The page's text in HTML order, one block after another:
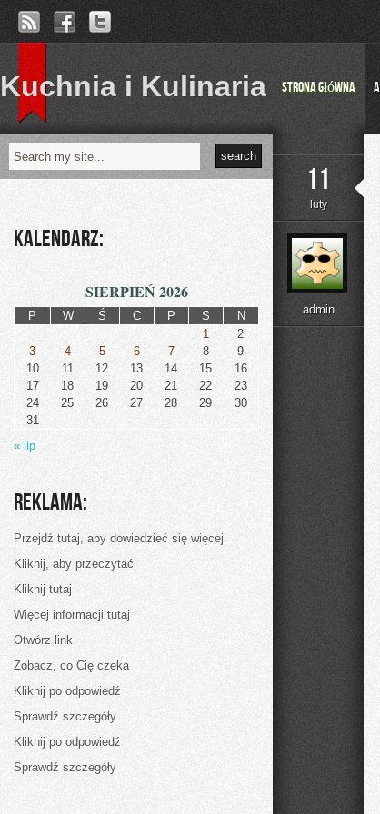
Kuchnia i Kulinaria Strona główna
11
luty
admin
Kalendarz:
SIERPIEŃ 2026
P W Ś C P S
N
1
2
3
4 5 6 7 8
9
10
11 12 13 14 15
16
17
18 19 20 21 22
23
24
25 26 27 28 29
30
31
« lip
Reklama:
Przejdź tutaj, aby dowiedzieć się więcej
Kliknij, aby przeczytać
Kliknij tutaj
Więcej informacji tutaj
Otwórz link
Zobacz, co Cię czeka
Kliknij po odpowiedź
Sprawdź szczegóły
Kliknij po odpowiedź
Sprawdź szczegóły